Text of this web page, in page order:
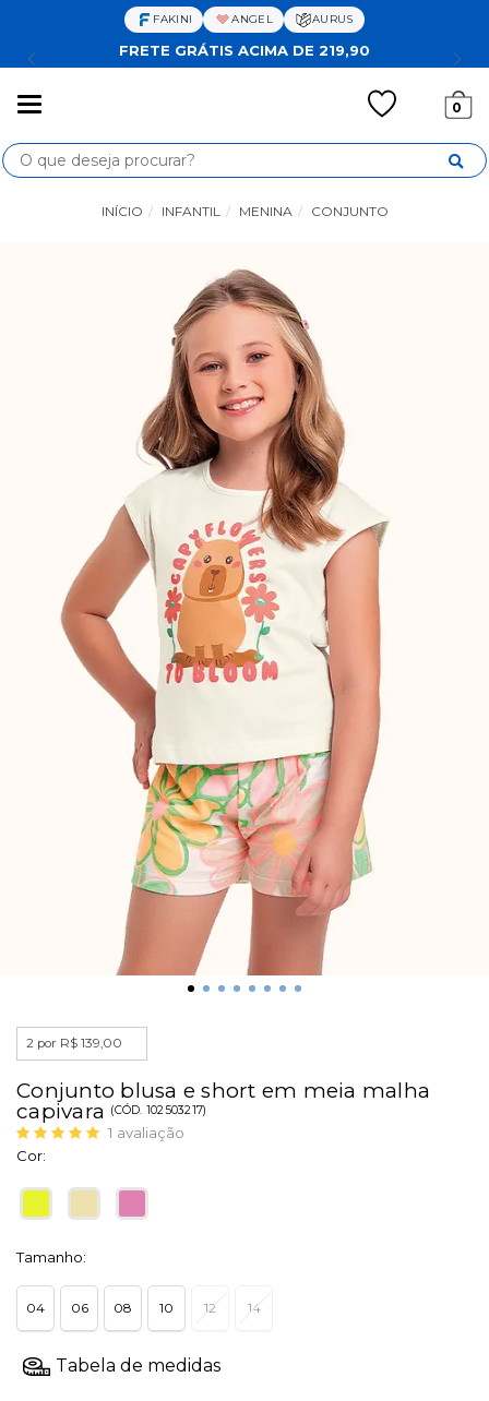
FAKINI ANGEL AURUS
FRETE GRÁTIS ACIMA DE 219,90
0
Busca
INÍCIO INFANTIL MENINA CONJUNTO
2 por R$ 139,00
Conjunto blusa e short em meia malha
capivara (CÓD. 102503217)
1 avaliação
Cor:
Tamanho:
04 06 08 10 12 14